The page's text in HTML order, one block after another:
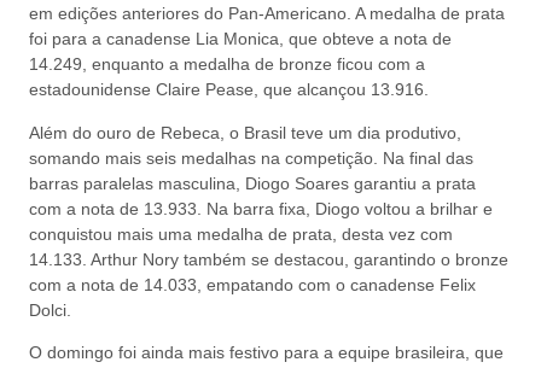
em edições anteriores do Pan-Americano. A medalha de prata
foi para a canadense Lia Monica, que obteve a nota de
14.249, enquanto a medalha de bronze ficou com a
estadounidense Claire Pease, que alcançou 13.916.
Além do ouro de Rebeca, o Brasil teve um dia produtivo,
somando mais seis medalhas na competição. Na final das
barras paralelas masculina, Diogo Soares garantiu a prata
com a nota de 13.933. Na barra fixa, Diogo voltou a brilhar e
conquistou mais uma medalha de prata, desta vez com
14.133. Arthur Nory também se destacou, garantindo o bronze
com a nota de 14.033, empatando com o canadense Felix
Dolci.
O domingo foi ainda mais festivo para a equipe brasileira, que